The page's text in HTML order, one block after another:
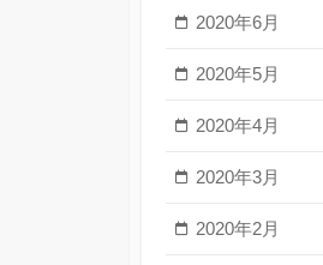
2020年6月
2020年5月
2020年4月
2020年3月
2020年2月